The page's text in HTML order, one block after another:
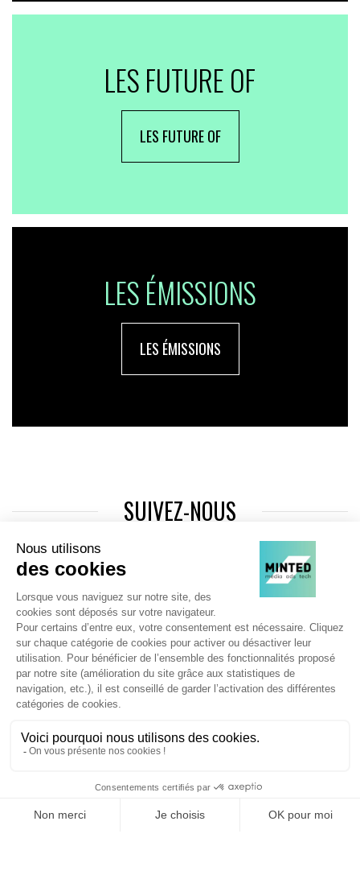
LES FUTURE OF
LES FUTURE OF
LES ÉMISSIONS
LES ÉMISSIONS
SUIVEZ-NOUS
Agence web:Novius